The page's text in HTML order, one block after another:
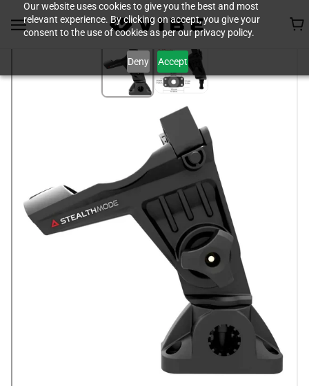
Our website uses cookies to give you the best and most
relevant experience. By clicking on accept, you give your
consent to the use of cookies as per our privacy policy.
Deny Accept